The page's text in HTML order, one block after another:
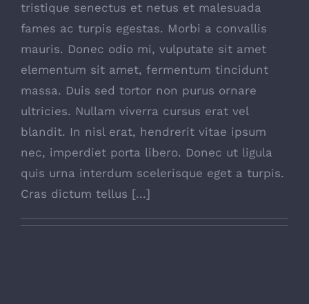
tristique senectus et netus et malesuada
fames ac turpis egestas. Morbi a convallis
mauris. Donec odio mi, vulputate sit amet
elementum sit amet, fermentum tincidunt
massa. Duis sed tortor non purus ornare
ultricies. Nullam viverra cursus erat vel
blandit. In nisl erat, hendrerit vitae ipsum
nec, imperdiet porta libero. Donec ut ligula
quis urna interdum scelerisque eget a turpis.
Cras dictum tellus [...]